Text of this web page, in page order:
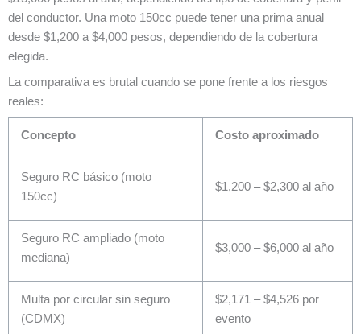
del conductor. Una moto 150cc puede tener una prima anual
desde $1,200 a $4,000 pesos, dependiendo de la cobertura
elegida.
La comparativa es brutal cuando se pone frente a los riesgos
reales:
Concepto Costo aproximado
Seguro RC básico (moto
150cc)
$1,200 – $2,300 al año
Seguro RC ampliado (moto
mediana)
$3,000 – $6,000 al año
Multa por circular sin seguro
(CDMX)
$2,171 – $4,526 por
evento